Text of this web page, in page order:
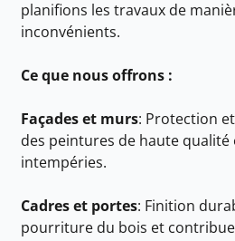
planifions les travaux de
inconvénients.
Ce que nous offrons :
Façades et murs: Protection
des peintures de haute qualité
intempéries.
Cadres et portes: Finition
pourriture du bois et